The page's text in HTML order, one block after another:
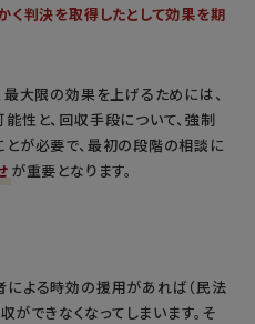
く判決を取得したとして効果を期
最大限の効果を上げるためには、
性と、回収手段について、強制
が必要で、最初の段階の相談に
が重要となります。
よる時効の援用があれば（民法
ができなくなってしまいます。そ